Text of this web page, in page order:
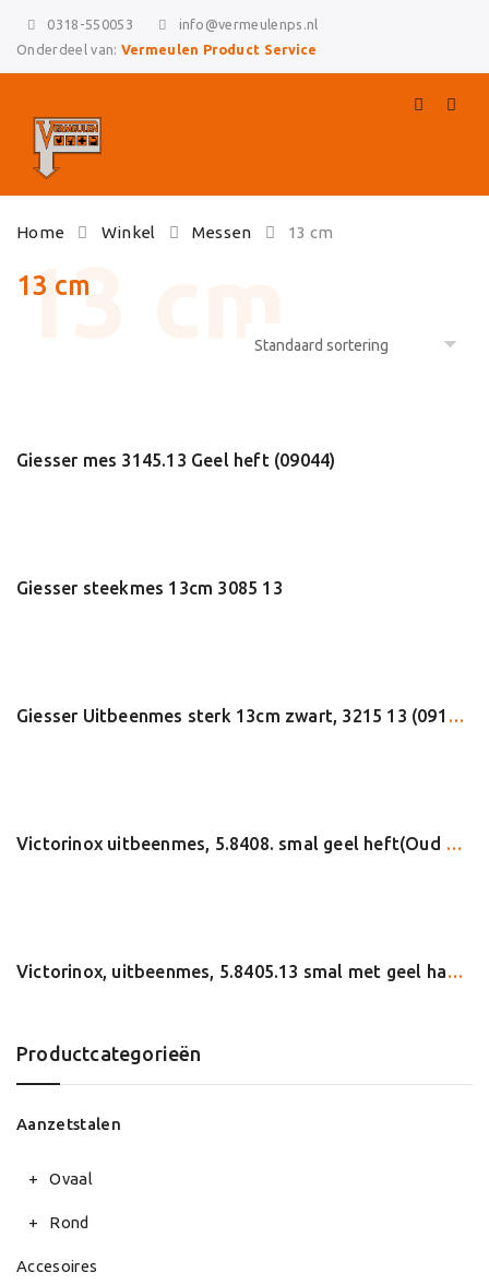
0318-550053
info@vermeulenps.nl
Onderdeel van: Vermeulen Product Service
to
content
Home Winkel Messen 13 cm
Productcategorieën
Aanzetstalen
Ovaal
Rond
Accesoires
13 cm
Giesser mes 3145.13 Geel heft (09044)
Giesser steekmes 13cm 3085 13
Giesser Uitbeenmes sterk 13cm zwart, 3215 13 (09101)
Victorinox uitbeenmes, 5.8408. smal geel heft(Oud Swibo 20810)
Victorinox, uitbeenmes, 5.8405.13 smal met geel handvat(09041) Oud Swibo 20413